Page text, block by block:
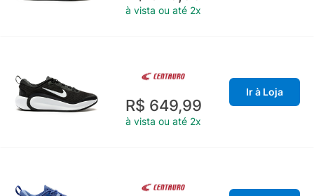
à vista ou até 2x
R$ 649,99
à vista ou até 2x
Ir à Loja